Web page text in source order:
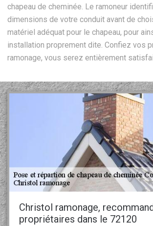
chapeau de cheminée. Le ramoneur
dimensions de votre conduit avant de
matériel adéquat pour le chapeau, pour
installation proprement dite. Confiez vos
ramonage, vous serez entièrement
Christol ramonage,
propriétaires dans le 72120